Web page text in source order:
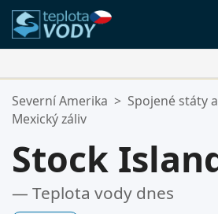
Vaše Oblíbené Lokality:
Váš seznam oblíbených je prázdný.
Severní Amerika > Spojené státy
Mexický záliv
Stock
— Teplota vody dnes